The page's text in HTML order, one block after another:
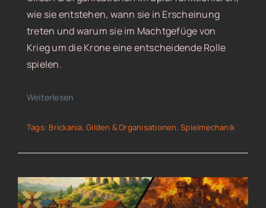
wie sie entstehen, wann sie in Erscheinung
treten und warum sie im Machtgefüge von
Krieg um die Krone eine entscheidende Rolle
spielen.
Weiterlesen
Tags: Brickania,Gilden & Organisationen,Spielmechanik